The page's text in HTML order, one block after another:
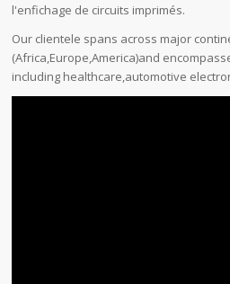
l'enfichage de circuits imprimés.
Our clientele spans across major
(Africa,Europe,America)and
including healthcare,automotive